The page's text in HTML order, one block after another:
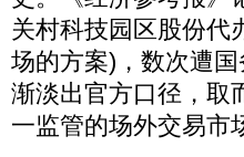
关村科技园区股份代
场的方案)，数次遭
渐淡出官方口径，取
一监管的场外交易市